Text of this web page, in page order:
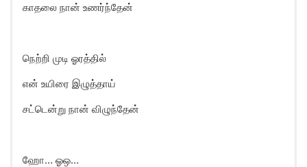
காதலை நான் உணர்ந்தேன்
நெற்றி முடி ஓரத்தில்
என் உயிரை இழுத்தாய்
சட்டென்று நான் விழுந்தேன்
ஹாே… ஓஒ…